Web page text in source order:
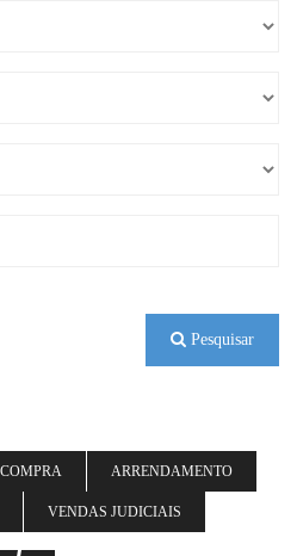
Pesquisar
COMPRA ARRENDAMENTO
VENDAS JUDICIAIS